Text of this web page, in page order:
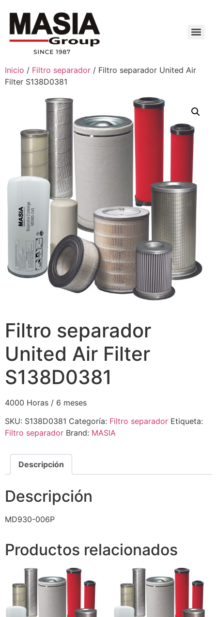
Inicio / Filtro separador / Filtro separador United Air
Filter S138D0381
Filtro separador
United Air Filter
S138D0381
4000 Horas / 6 meses
SKU: S138D0381 Categoría: Filtro separador Etiqueta:
Filtro separador Brand: MASIA
Descripción
Descripción
MD930-006P
Productos relacionados